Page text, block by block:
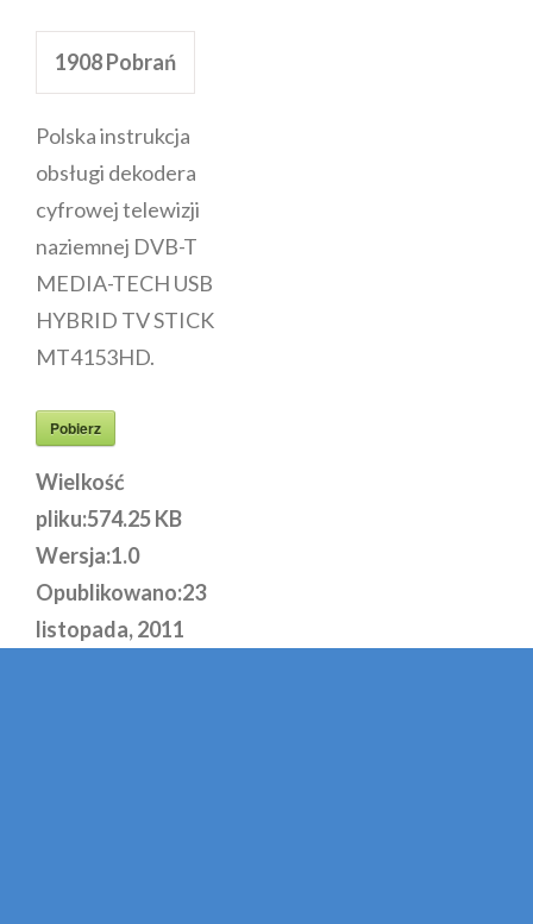
1908Pobrań
Polska instrukcja
obsługi dekodera
cyfrowej telewizji
naziemnej DVB-T
MEDIA-TECH USB
HYBRID TV STICK
MT4153HD.
Pobierz
Wielkość
pliku:574.25 KB
Wersja:1.0
Opublikowano:23
listopada, 2011